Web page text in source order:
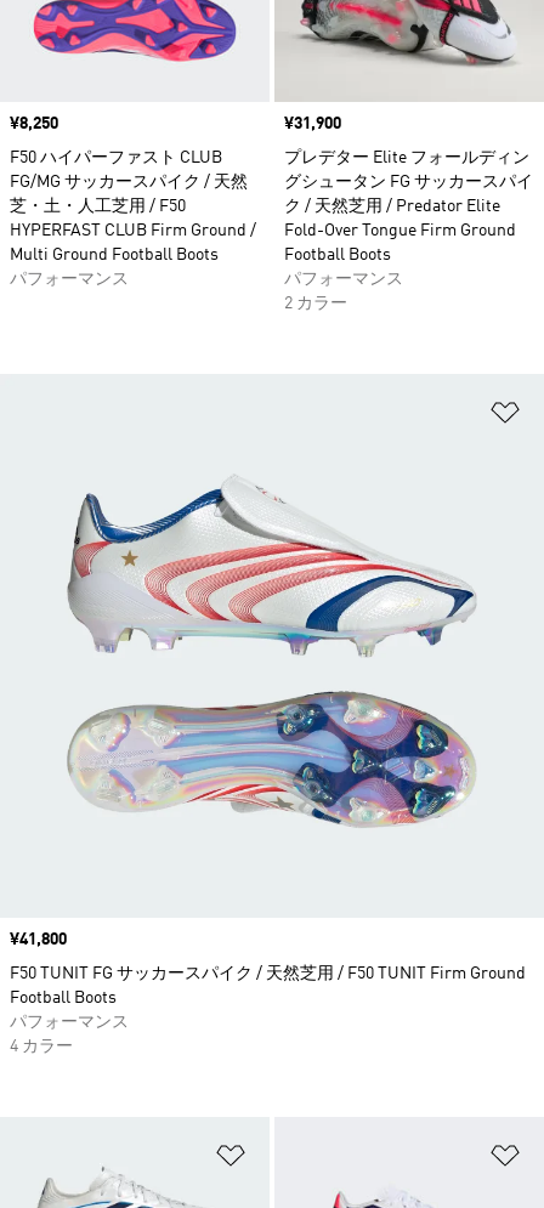
価格
¥8,250
F50 ハイパーファスト CLUB
FG/MG サッカースパイク / 天然
芝・土・人工芝用 / F50
HYPERFAST CLUB Firm Ground /
Multi Ground Football Boots
パフォーマンス
価格
¥31,900
プレデター Elite フォールディン
グシュータン FG サッカースパイ
ク / 天然芝用 / Predator Elite
Fold-Over Tongue Firm Ground
Football Boots
パフォーマンス
2 カラー
価格
¥41,800
F50 TUNIT FG サッカースパイク / 天然芝用 / F50 TUNIT Firm Ground
Football Boots
パフォーマンス
4 カラー